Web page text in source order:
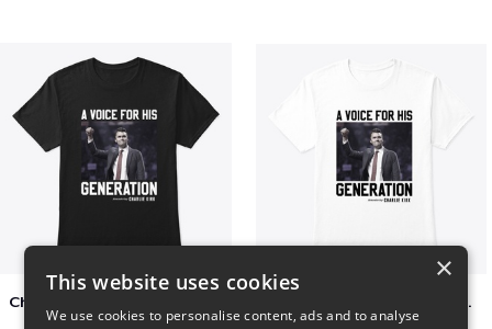
Charlie Kirk A Voice For His Generation
×
This website uses cookies
We use cookies to personalise content, ads and to analyse